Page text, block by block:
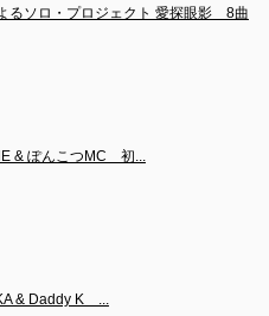
るソロ・プロジェクト 愛探眼影　8曲
& ぽんこつMC　初...
& Daddy K　...